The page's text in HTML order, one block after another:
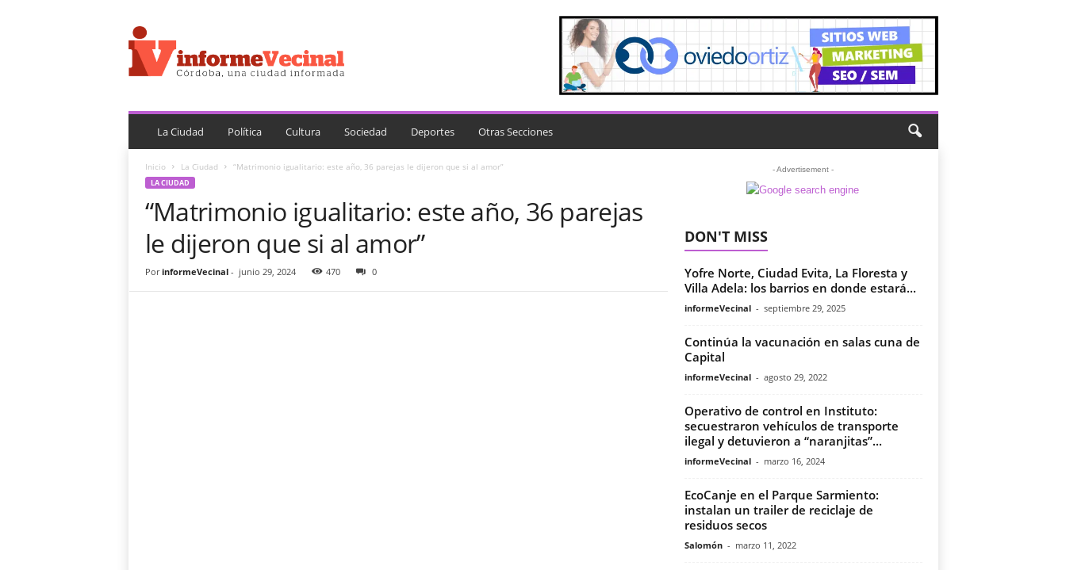
n
f
o
e
e
La Ciudad Política Cultura Sociedad Deportes Otras Secciones
Inicio La Ciudad “Matrimonio igualitario: este año, 36 parejas le dijeron que si al amor”
LA CIUDAD
“Matrimonio igualitario: este año, 36 parejas
le dijeron que si al amor”
Por informeVecinal- junio 29, 2024 470 0
- Advertisement -
DON'T MISS
Yofre Norte, Ciudad Evita, La Floresta y
Villa Adela: los barrios en donde estará...
informeVecinal - septiembre 29, 2025
Continúa la vacunación en salas cuna de
Capital
informeVecinal - agosto 29, 2022
Operativo de control en Instituto:
secuestraron vehículos de transporte
ilegal y detuvieron a “naranjitas”...
informeVecinal - marzo 16, 2024
EcoCanje en el Parque Sarmiento:
instalan un trailer de reciclaje de
residuos secos
Salomón - marzo 11, 2022